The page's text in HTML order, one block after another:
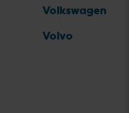
Volkswagen
Volvo